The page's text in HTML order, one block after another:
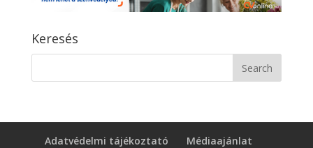
Keresés
Adatvédelmi tájékoztató Médiaajánlat